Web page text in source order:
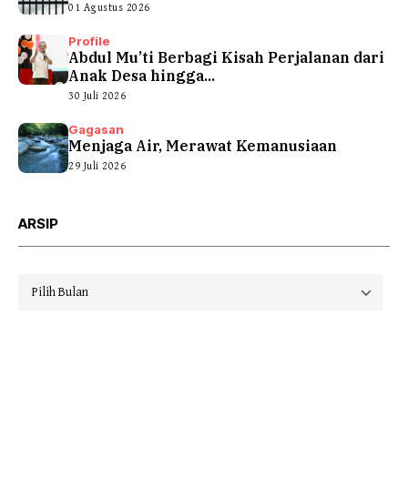
01 Agustus 2026
Profile
Abdul Mu’ti Berbagi Kisah Perjalanan dari
Anak Desa hingga...
30 Juli 2026
Gagasan
Menjaga Air, Merawat Kemanusiaan
29 Juli 2026
ARSIP
Arsip